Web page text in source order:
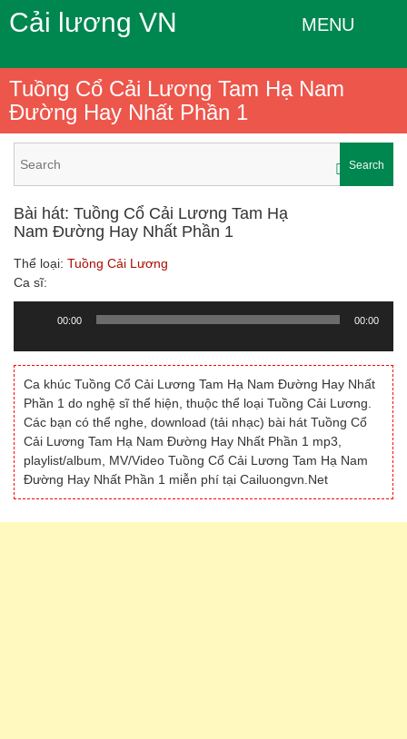
Cải lương VN MENU
Tuồng Cổ Cải Lương Tam Hạ Nam
Đường Hay Nhất Phần 1
Search
Bài hát: Tuồng Cổ Cải Lương Tam Hạ
Nam Đường Hay Nhất Phần 1
Thể loại: Tuồng Cải Lương
Ca sĩ:
00:00 00:00
Ca khúc Tuồng Cổ Cải Lương Tam Hạ Nam Đường Hay Nhất
Phần 1 do nghệ sĩ thể hiện, thuộc thể loại Tuồng Cải Lương.
Các bạn có thể nghe, download (tải nhạc) bài hát Tuồng Cổ
Cải Lương Tam Hạ Nam Đường Hay Nhất Phần 1 mp3,
playlist/album, MV/Video Tuồng Cổ Cải Lương Tam Hạ Nam
Đường Hay Nhất Phần 1 miễn phí tại Cailuongvn.Net